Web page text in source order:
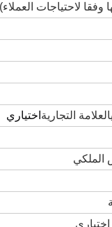
العلامة التجارية اختياري